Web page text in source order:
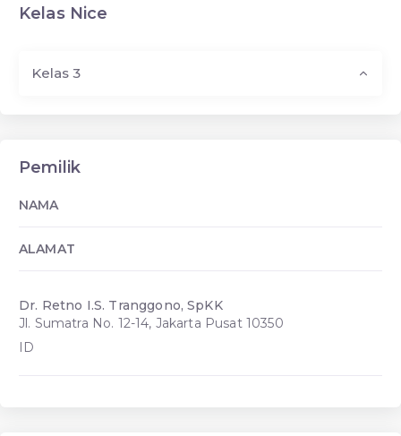
Kelas Nice
Kelas 3
Pemilik
NAMA
ALAMAT
Dr. Retno I.S. Tranggono, SpKK
Jl. Sumatra No. 12-14, Jakarta Pusat 10350
ID